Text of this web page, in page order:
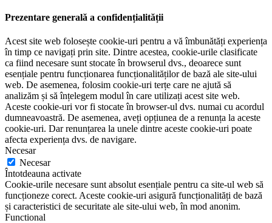
Prezentare generală a confidențialității
Acest site web folosește cookie-uri pentru a vă îmbunătăți experiența
în timp ce navigați prin site. Dintre acestea, cookie-urile clasificate
ca fiind necesare sunt stocate în browserul dvs., deoarece sunt
esențiale pentru funcționarea funcționalităților de bază ale site-ului
web. De asemenea, folosim cookie-uri terțe care ne ajută să
analizăm și să înțelegem modul în care utilizați acest site web.
Aceste cookie-uri vor fi stocate în browser-ul dvs. numai cu acordul
dumneavoastră. De asemenea, aveți opțiunea de a renunța la aceste
cookie-uri. Dar renunțarea la unele dintre aceste cookie-uri poate
afecta experiența dvs. de navigare.
Necesar
Necesar
Întotdeauna activate
Cookie-urile necesare sunt absolut esențiale pentru ca site-ul web să
funcționeze corect. Aceste cookie-uri asigură funcționalități de bază
și caracteristici de securitate ale site-ului web, în mod anonim.
Functional